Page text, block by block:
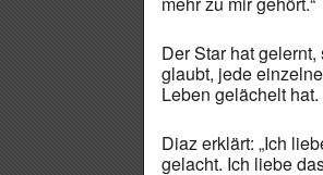
Der Star hat gelernt,
glaubt, jede
Leben gelächelt hat.
Diaz erklärt: „Ich
gelacht. Ich liebe